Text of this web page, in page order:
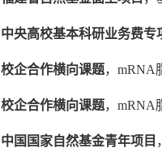
中央高校基本科研业务费专
校企合作横向课题，mRNA
校企合作横向课题，mRNA
中国国家自然基金青年项目